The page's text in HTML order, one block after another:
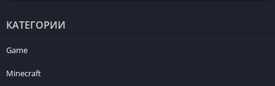
КАТЕГОРИИ
Game
Minecraft